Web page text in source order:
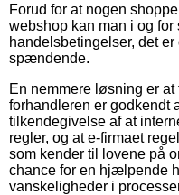
Forud for at nogen
webshop kan man i og
handelsbetingelser, det
spændende.
En nemmere løsning er
forhandleren er godkendt
tilkendegivelse af at
regler, og at e-firmaet
som kender til lovene på
chance for en hjælpende
vanskeligheder i